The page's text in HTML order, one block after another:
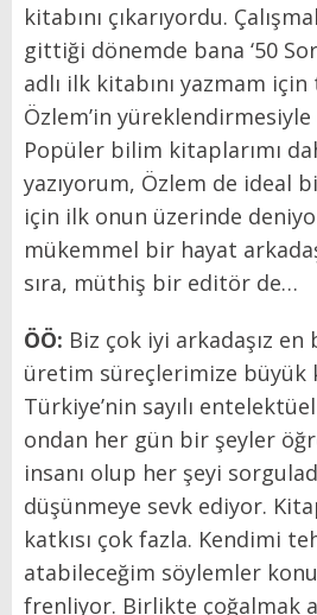
kitabını çıkarıyordu.
gittiği dönemde bana ‘50
adlı ilk kitabını yazmam
Özlem’in
Popüler bilim kitaplarımı
yazıyorum, Özlem de ideal
için ilk onun üzerinde
mükemmel bir hayat
sıra, müthiş bir editör de…
ÖÖ: Biz çok iyi arkadaşız en
üretim süreçlerimize büyük
Türkiye’nin sayılı
ondan her gün bir şeyler
insanı olup her şeyi
düşünmeye sevk ediyor.
katkısı çok fazla. Kendimi
atabileceğim söylemler
frenliyor. Birlikte çoğalmak